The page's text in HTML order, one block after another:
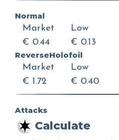
Normal
Market
€ 0.44
Low
€ 0.13
ReverseHolofoil
Market
€ 1.72
Low
€ 0.40
Attacks
Calculate